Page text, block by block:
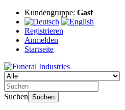
Kundengruppe: Gast
Registrieren
Anmelden
Startseite
Suchen Suchen